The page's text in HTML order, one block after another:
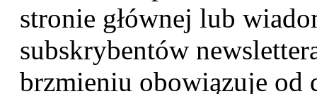
stronie głównej lub
subskrybentów
brzmieniu obowiązuje od